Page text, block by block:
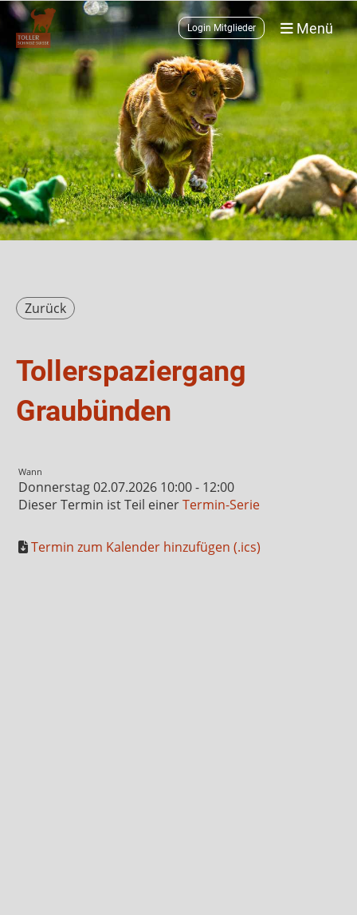
Login Mitglieder Menü
Zurück
Tollerspaziergang
Graubünden
Wann
Donnerstag 02.07.2026 10:00 - 12:00
Dieser Termin ist Teil einerTermin-Serie
Termin zum Kalender hinzufügen (.ics)